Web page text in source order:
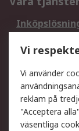
DesignSpark
Ditt lokala
Support
Få hjälp
Vi
Vi använder
reklam på
"Acceptera
väsentliga